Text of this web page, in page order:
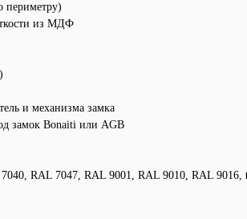
периметру)
из МДФ
и механизма замка
замок Bonaiti или AGB
RAL 7047, RAL 9001, RAL 9010, RAL 9016,